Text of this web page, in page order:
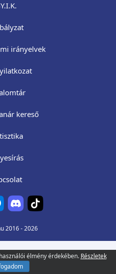
irányelvek
kereső
2016 - 2026
élmény érdekében. Részletek